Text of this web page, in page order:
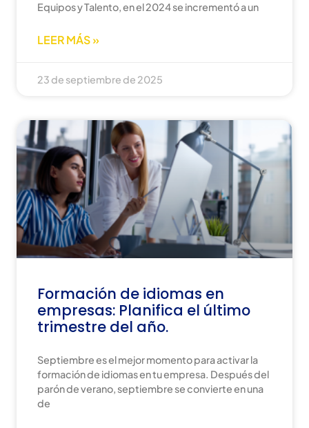
Equipos y Talento, en el 2024 se incrementó a un
LEER MÁS »
23 de septiembre de 2025
Formación de idiomas en
empresas: Planifica el último
trimestre del año.
Septiembre es el mejor momento para activar la
formación de idiomas en tu empresa. Después del
parón de verano, septiembre se convierte en una
de